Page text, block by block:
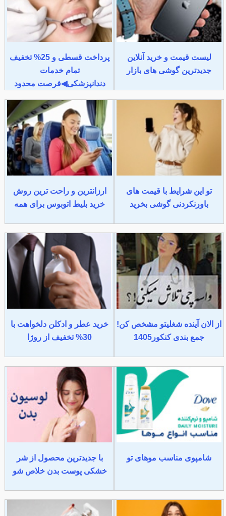
لیست قیمت و خرید آنلاین
جدیدترین گوشی های بازار
پرداخت قسطی و 25% تخفیف
تمام خدمات
دندانپزشکی◀فرصت محدود
تو این شرایط با قیمت های
باورنکردنی گوشی بخرید
ارزانترین و راحت ترین روش
خرید بلیط اتوبوس برای همه
از الان آینده شغلیتو مشخص کن!
جمع بندی کنکور1405
خرید عطر و ادکلن دلخواهت با
30% تخفیف از روژا
شامپوی مناسب موهای تو
با جدیدترین محصول از شر
خشکی پوست بدن خلاص شو